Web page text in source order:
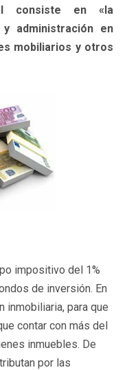
consiste en «la
administración en
mobiliarios y otros
impositivo del 1%
de inversión. En
para que
contar con más del
inmuebles. De
por las